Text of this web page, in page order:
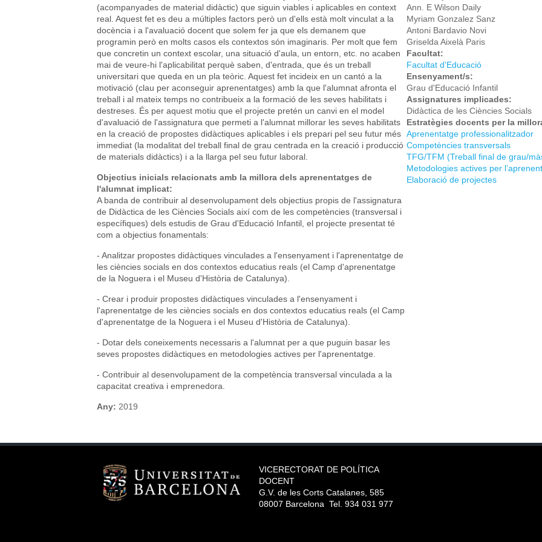
(acompanyades de material didàctic) que siguin viables i aplicables en context
real. Aquest fet es deu a múltiples factors però un d'ells està molt vinculat a la
docència i a l'avaluació docent que solem fer ja que els demanem que
programin però en molts casos els contextos són imaginaris. Per molt que fem
que concretin un context escolar, una situació d'aula, un entorn, etc. no acaben
mai de veure-hi l'aplicabilitat perquè saben, d'entrada, que és un treball
universitari que queda en un pla teòric. Aquest fet incideix en un cantó a la
motivació (clau per aconseguir aprenentatges) amb la que l'alumnat afronta el
treball i al mateix temps no contribueix a la formació de les seves habilitats i
destreses. És per aquest motiu que el projecte pretén un canvi en el model
d'avaluació de l'assignatura que permeti a l'alumnat millorar les seves habilitats
en la creació de propostes didàctiques aplicables i els prepari pel seu futur més
immediat (la modalitat del treball final de grau centrada en la creació i producció
de materials didàctics) i a la llarga pel seu futur laboral.
Objectius inicials relacionats amb la millora dels aprenentatges de
l'alumnat implicat:
A banda de contribuir al desenvolupament dels objectius propis de l'assignatura
de Didàctica de les Ciències Socials així com de les competències (transversal i
específiques) dels estudis de Grau d'Educació Infantil, el projecte presentat té
com a objectius fonamentals:
- Analitzar propostes didàctiques vinculades a l'ensenyament i l'aprenentatge de
les ciències socials en dos contextos educatius reals (el Camp d'aprenentatge
de la Noguera i el Museu d'Història de Catalunya).
- Crear i produir propostes didàctiques vinculades a l'ensenyament i
l'aprenentatge de les ciències socials en dos contextos educatius reals (el Camp
d'aprenentatge de la Noguera i el Museu d'Història de Catalunya).
- Dotar dels coneixements necessaris a l'alumnat per a que puguin basar les
seves propostes didàctiques en metodologies actives per l'aprenentatge.
- Contribuir al desenvolupament de la competència transversal vinculada a la
capacitat creativa i emprenedora.
Ann. E Wilson Daily
Myriam Gonzalez Sanz
Antoni Bardavio Novi
Griselda Aixelà Paris
Facultat:
Facultat d'Educació
Ensenyament/s:
Grau d'Educació Infantil
Assignatures implicades:
Didàctica de les Ciències Socials
Estratègies docents per la
Aprenentatge professionalitzador
Competències transversals
TFG/TFM (Treball final de grau/
Metodologies actives per
Elaboració de projectes
Any: 2019
VICERECTORAT DE POLÍTICA
DOCENT
G.V. de les Corts Catalanes, 585
08007 Barcelona Tel. 934 031 977